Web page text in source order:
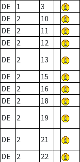
DE
1 3
DE
2 10
DE
2 11
DE
2 12
DE
2 13
DE
2 15
DE
2 16
DE
2 18
DE
2 19
DE 2 21
DE
2 22